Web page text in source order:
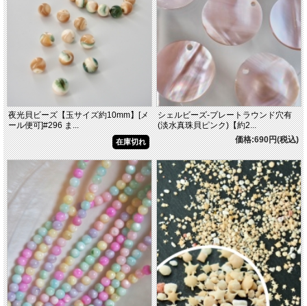
夜光貝ビーズ【玉サイズ約10mm】[メ
ール便可]#296 ま...
在庫切れ
シェルビーズ-プレートラウンド穴有
(淡水真珠貝ピンク)【約2...
価格:690円(税込)